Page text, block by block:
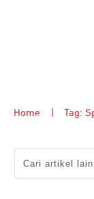
Home